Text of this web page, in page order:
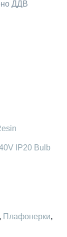
ДДВ
IP20 Bulb
, Плафонерки,